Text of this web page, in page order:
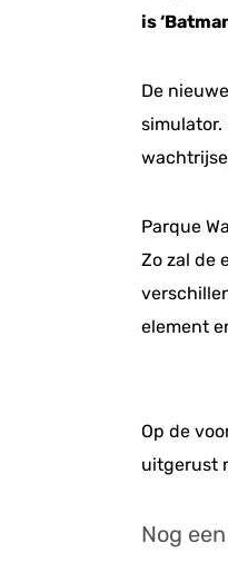
is
De
Parque
Zo zal de
element
Op de
uitgerust
Nog